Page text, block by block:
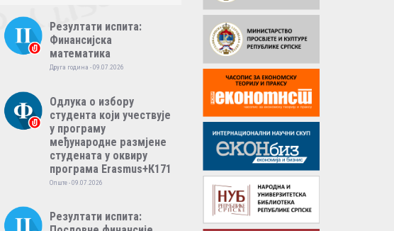
Резултати испита:
Финансијска
математика
Друга година - 09.07.2026
Одлука о избору
студента који учествује
у програму
међународне размјене
студената у оквиру
програма Erasmus+К171
Опште - 09.07.2026
Резултати испита: